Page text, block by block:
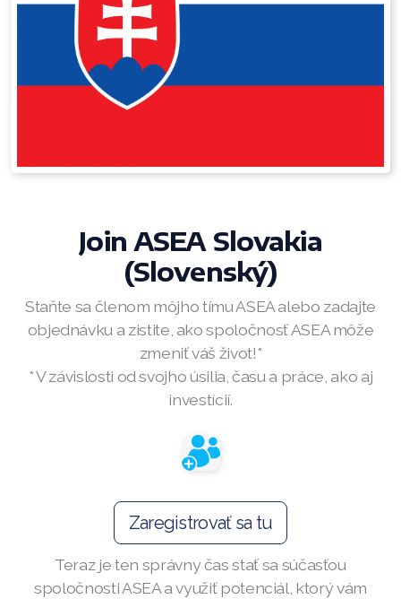
Join ASEA Slovakia
(Slovenský)
Staňte sa členom môjho tímu ASEA alebo zadajte
objednávku a zistite, ako spoločnosť ASEA môže
zmeniť váš život!*
* V závislosti od svojho úsilia, času a práce, ako aj
investícií.
Zaregistrovať sa tu
Teraz je ten správny čas stať sa súčasťou
spoločnosti ASEA a využiť potenciál, ktorý vám
RENUADVANCED GLOW SERUM
RENUADVANCED HYDRATING CREAM
RENUADVANCED BALANCING TONER
Buy ASEA Redox Clay Mask
REDOXMood
ASEA VIA OMEGA
Join ASEA Australia (English)
Join ASEA Australia (中文(澳洲)